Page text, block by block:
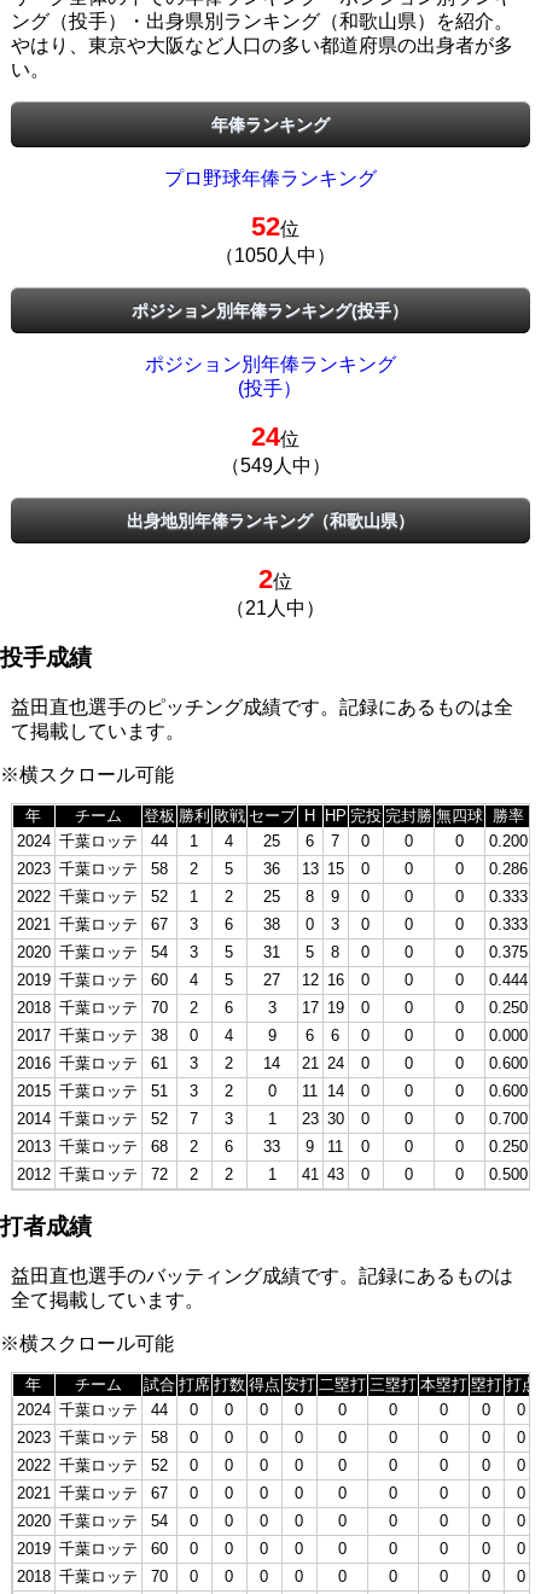
ング（投手）・出身県別ランキング（和歌山県）を紹介。
やはり、東京や大阪など人口の多い都道府県の出身者が多
い。
年俸ランキング
プロ野球年俸ランキング
52位
（1050人中）
ポジション別年俸ランキング(投手）
ポジション別年俸ランキング
(投手）
24位
（549人中）
出身地別年俸ランキング（和歌山県）
2位
（21人中）
投手成績
益田直也選手のピッチング成績です。記録にあるものは全
て掲載しています。
※横スクロール可能
年 チーム 登板 勝利 敗戦 セーブ H HP 完投 完封勝 無四球 勝率
2024 千葉ロッテ 44 1 4 25 6 7 0 0 0 0.200
2023 千葉ロッテ 58 2 5 36 13 15 0 0 0 0.286
2022 千葉ロッテ 52 1 2 25 8 9 0 0 0 0.333
2021 千葉ロッテ 67 3 6 38 0 3 0 0 0 0.333
2020 千葉ロッテ 54 3 5 31 5 8 0 0 0 0.375
2019 千葉ロッテ 60 4 5 27 12 16 0 0 0 0.444
2018 千葉ロッテ 70 2 6 3 17 19 0 0 0 0.250
2017 千葉ロッテ 38 0 4 9 6 6 0 0 0 0.000
2016 千葉ロッテ 61 3 2 14 21 24 0 0 0 0.600
2015 千葉ロッテ 51 3 2 0 11 14 0 0 0 0.600
2014 千葉ロッテ 52 7 3 1 23 30 0 0 0 0.700
2013 千葉ロッテ 68 2 6 33 9 11 0 0 0 0.250
2012 千葉ロッテ 72 2 2 1 41 43 0 0 0 0.500
打者成績
益田直也選手のバッティング成績です。記録にあるものは
全て掲載しています。
※横スクロール可能
年 チーム 試合 打席 打数 得点 安打 二塁打 三塁打 本塁打 塁打 打点
2024 千葉ロッテ 44 0 0 0 0 0 0 0 0
0
2023 千葉ロッテ 58 0 0 0 0 0 0 0 0
0
2022 千葉ロッテ 52 0 0 0 0 0 0 0 0
0
2021 千葉ロッテ 67 0 0 0 0 0 0 0 0
0
2020 千葉ロッテ 54 0 0 0 0 0 0 0 0
0
2019 千葉ロッテ 60 0 0 0 0 0 0 0 0
0
2018 千葉ロッテ 70 0 0 0 0 0 0 0 0
0